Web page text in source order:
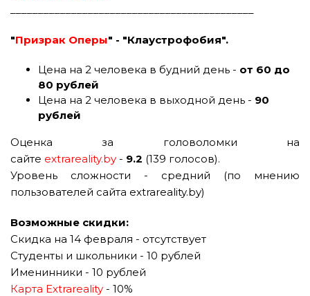
"Призрак Оперы" - "Клаустрофобия".
Цена на 2 человека в будний день - от 60 до
80 рублей
Цена на 2 человека в выходной день - 90
рублей
Оценка за головоломки на
сайте extrareality.by - 9.2 (139 голосов).
Уровень сложности - средний (по мнению
пользователей сайта extrareality.by)
Возможные скидки:
Скидка на 14 февраля - отсутствует
Студенты и школьники - 10 рублей
Именинники - 10 рублей
Карта Extrareality - 10%